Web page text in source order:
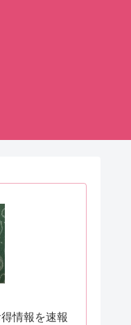
情報を速報